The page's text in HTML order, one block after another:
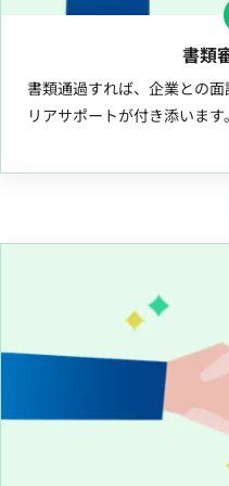
書類
書類通過すれば、企業との
リアサポートが付き添います。